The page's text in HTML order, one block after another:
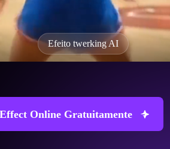
Efeito twerking AI
Online Gratuitamente